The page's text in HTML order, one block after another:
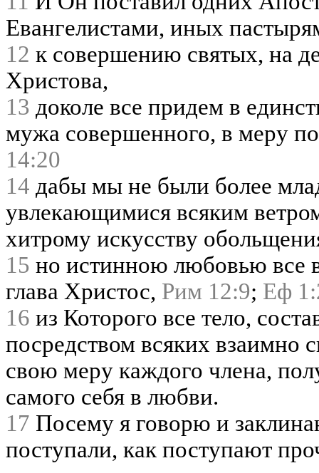
Евангелистами, иных
12 к совершению святых, на
Христова,
13 доколе все придем в
мужа совершенного, в меру
14:20
14 дабы мы не были более
увлекающимися всяким
хитрому искусству
15 но истинною любовью все
глава Христос, Рим 12:9; Еф
16 из Которого все тело,
посредством всяких взаимно
свою меру каждого члена,
самого себя в любви.
17 Посему я говорю и
поступали, как поступают